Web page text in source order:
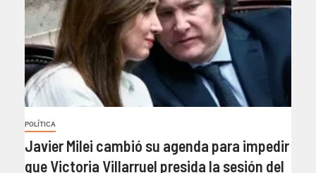
POLÍTICA
Javier Milei cambió su agenda para impedir
que Victoria Villarruel presida la sesión del